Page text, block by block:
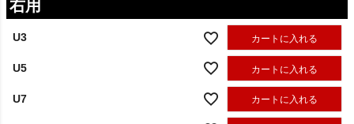
右用
U3 カートに入れる
U5 カートに入れる
U7 カートに入れる